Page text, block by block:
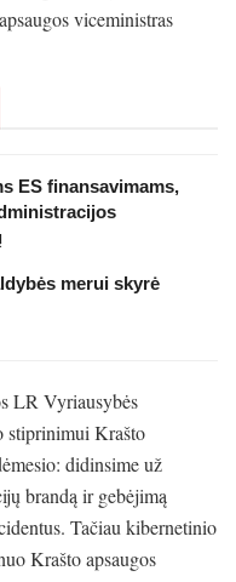
viceministras
ES finansavimams,
merui skyrė
LR Vyriausybės
stiprinimui Krašto
didinsime už
brandą ir gebėjimą
Tačiau kibernetinio
Krašto apsaugos